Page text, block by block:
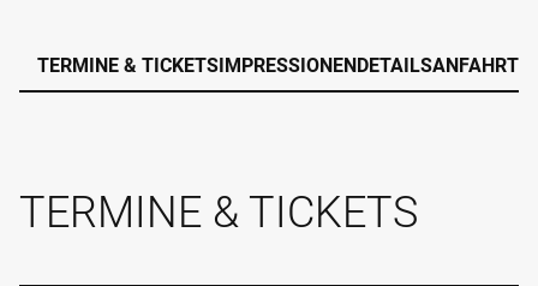
TERMINE & TICKETSIMPRESSIONENDETAILSANFAHRT
TERMINE & TICKETS